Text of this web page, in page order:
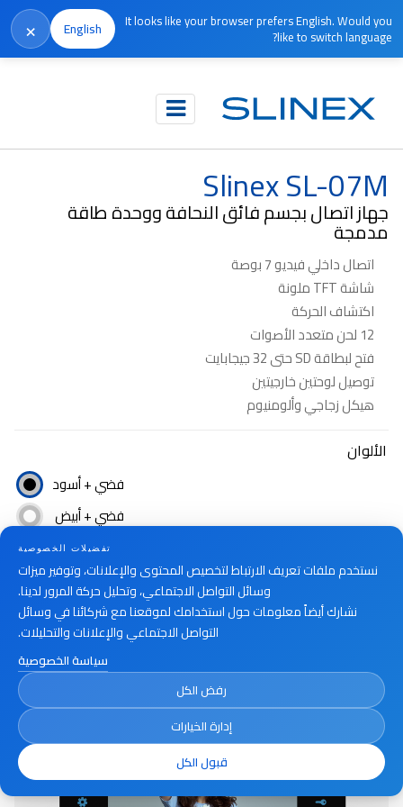
It looks like your browser prefers English. Would you
like to switch language?
English
×
الرئيسية المنتجات متوقف الإنتاج
Slinex SL-07M
جهاز اتصال بجسم فائق النحافة ووحدة طاقة
مدمجة
اتصال داخلي فيديو 7 بوصة
شاشة TFT ملونة
اكتشاف الحركة
12 لحن متعدد الأصوات
فتح لبطاقة SD حتى 32 جيجابايت
توصيل لوحتين خارجيتين
هيكل زجاجي وألومنيوم
الألوان
فضي + أسود
فضي + أبيض
أين تشتري
تفضيلات الخصوصية
نستخدم ملفات تعريف الارتباط لتخصيص المحتوى والإعلانات، وتوفير ميزات
وسائل التواصل الاجتماعي، وتحليل حركة المرور لدينا.
نشارك أيضاً معلومات حول استخدامك لموقعنا مع شركائنا في وسائل
التواصل الاجتماعي والإعلانات والتحليلات.
سياسة الخصوصية
رفض الكل
إدارة الخيارات
قبول الكل